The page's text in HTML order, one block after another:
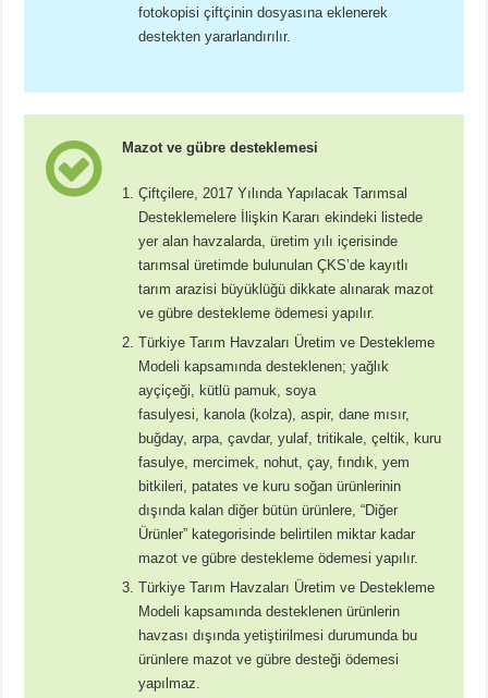
fotokopisi çiftçinin dosyasına eklenerek
destekten yararlandırılır.
Mazot ve gübre desteklemesi
Çiftçilere, 2017 Yılında Yapılacak Tarımsal
Desteklemelere İlişkin Kararı ekindeki listede
yer alan havzalarda, üretim yılı içerisinde
tarımsal üretimde bulunulan ÇKS’de kayıtlı
tarım arazisi büyüklüğü dikkate alınarak mazot
ve gübre destekleme ödemesi yapılır.
Türkiye Tarım Havzaları Üretim ve Destekleme
Modeli kapsamında desteklenen; yağlık
ayçiçeği, kütlü pamuk, soya
fasulyesi, kanola (kolza), aspir, dane mısır,
buğday, arpa, çavdar, yulaf, tritikale, çeltik, kuru
fasulye, mercimek, nohut, çay, fındık, yem
bitkileri, patates ve kuru soğan ürünlerinin
dışında kalan diğer bütün ürünlere, “Diğer
Ürünler” kategorisinde belirtilen miktar kadar
mazot ve gübre destekleme ödemesi yapılır.
Türkiye Tarım Havzaları Üretim ve Destekleme
Modeli kapsamında desteklenen ürünlerin
havzası dışında yetiştirilmesi durumunda bu
ürünlere mazot ve gübre desteği ödemesi
yapılmaz.